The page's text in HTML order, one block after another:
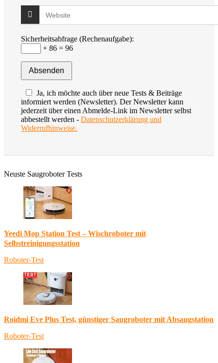
Sicherheitsabfrage (Rechenaufgabe):
+ 86 = 96
Ja, ich möchte auch über neue Tests & Beiträge
informiert werden (Newsletter). Der Newsletter kann
jederzeit über einen Abmelde-Link im Newsletter selbst
abbestellt werden - Datenschutzerklärung und
Widerrufhinweise.
Neuste Saugroboter Tests
Yeedi Mop Station Test – Wischroboter mit
Selbstreinigungsstation
Roboter-Test
Roidmi Eve Plus Test, günstiger Saugroboter mit Absaugstation
Roboter-Test